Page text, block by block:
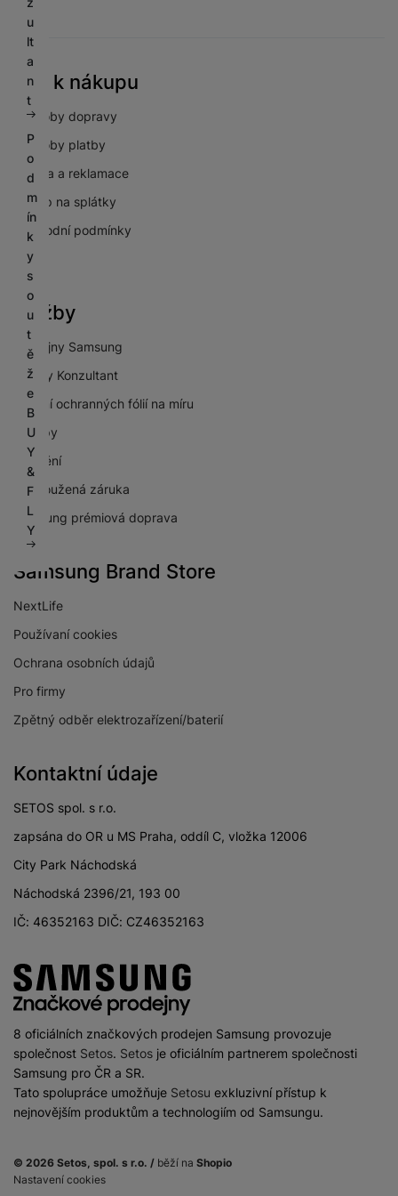
u
lt
a
n
t
P
o
d
m
ín
k
y
s
o
u
t
ě
ž
e
B
U
Y
&
F
L
Y
Vše k nákupu
Způsoby dopravy
Způsoby platby
Záruka a reklamace
Nákup na splátky
Obchodní podmínky
GDPR
Služby
Prodejny Samsung
Galaxy Konzultant
Lepení ochranných fólií na míru
Výkupy
Pojištění
Prodloužená záruka
Samsung prémiová doprava
Samsung Brand Store
NextLife
Používaní cookies
Ochrana osobních údajů
Pro firmy
Zpětný odběr elektrozařízení/baterií
Kontaktní údaje
SETOS spol. s r.o.
zapsána do OR u MS Praha, oddíl C, vložka 12006
City Park Náchodská
Náchodská 2396/21, 193 00
IČ: 46352163 DIČ: CZ46352163
8 oficiálních značkových prodejen Samsung provozuje
společnost Setos. Setos je oficiálním partnerem společnosti
Samsung pro ČR a SR.
Tato spolupráce umožňuje Setosu exkluzivní přístup k
nejnovějším produktům a technologiím od Samsungu.
Nastavení cookies
© 2026 Setos, spol. s r.o. / běží na Shopio